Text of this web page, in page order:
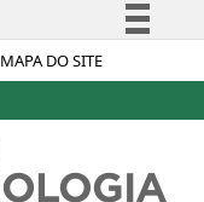
MAPA DO SITE
Simplifique!
à informação